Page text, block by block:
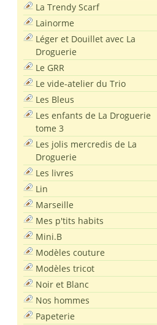
La Trendy Scarf
Lainorme
Léger et Douillet avec La
Droguerie
Le GRR
Le vide-atelier du Trio
Les Bleus
Les enfants de La Droguerie
tome 3
Les jolis mercredis de La
Droguerie
Les livres
Lin
Marseille
Mes p'tits habits
Mini.B
Modèles couture
Modèles tricot
Noir et Blanc
Nos hommes
Papeterie